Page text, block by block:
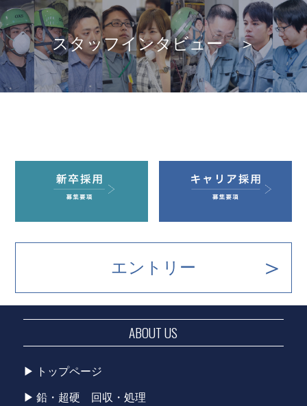
スタッフインタビュー ＞
エントリー
ABOUT US
トップページ
鉛・超硬 回収・処理